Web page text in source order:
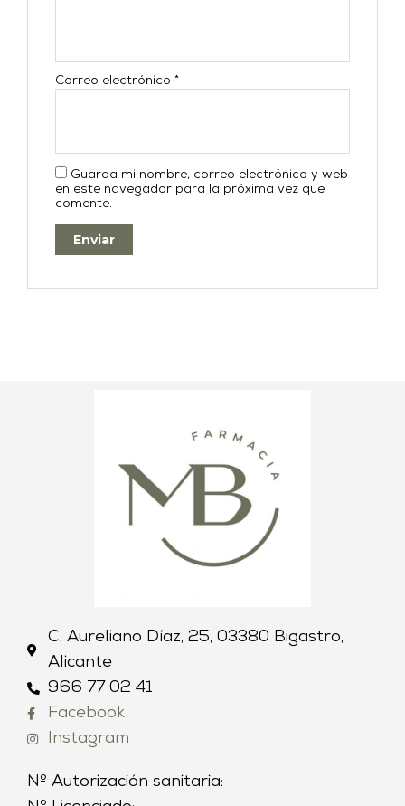
Correo electrónico*
Guarda mi nombre, correo electrónico y web
en este navegador para la próxima vez que
comente.
C. Aureliano Díaz, 25, 03380 Bigastro,
Alicante
966 77 02 41
Facebook
Instagram
Nº Autorización sanitaria: